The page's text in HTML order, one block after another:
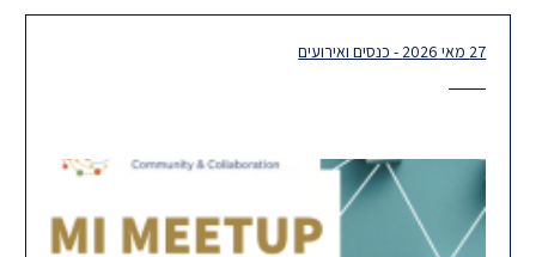
27 מאי 2026 - כנסים ואירועים